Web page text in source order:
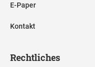
E-Paper
Kontakt
Rechtliches